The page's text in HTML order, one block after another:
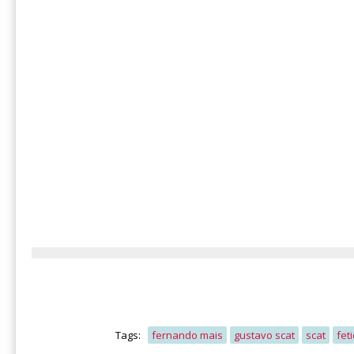
Tags: fernando mais gustavo scat scat